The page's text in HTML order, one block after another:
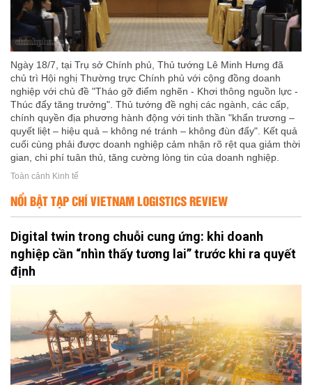
Ngày 18/7, tại Trụ sở Chính phủ, Thủ tướng Lê Minh Hưng đã
chủ trì Hội nghị Thường trực Chính phủ với cộng đồng doanh
nghiệp với chủ đề "Tháo gỡ điểm nghẽn - Khơi thông nguồn lực -
Thúc đẩy tăng trưởng". Thủ tướng đề nghị các ngành, các cấp,
chính quyền địa phương hành động với tinh thần "khẩn trương –
quyết liệt – hiệu quả – không né tránh – không đùn đẩy". Kết quả
cuối cùng phải được doanh nghiệp cảm nhận rõ rệt qua giảm thời
gian, chi phí tuân thủ, tăng cường lòng tin của doanh nghiệp.
Toàn cảnh Kinh tế
NỔI BẬT TẠP CHÍ VIETNAM LOGISTICS REVIEW
Digital twin trong chuỗi cung ứng: khi doanh
nghiệp cần “nhìn thấy tương lai” trước khi ra quyết
định